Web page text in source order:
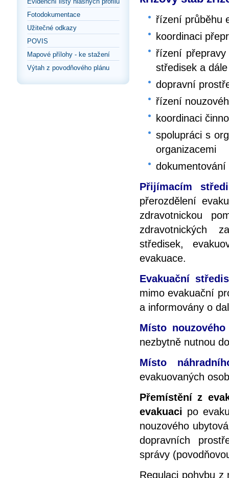
Fotodokumentace
Užitečné odkazy
POVIS
Mapové přílohy - ke stažení
Výtah z povodňového plánu
řízení průběhu
koordinaci
řízení
středisek a
dopravní
řízení
koordinaci
spolupráci s
organizacemi
dokumentování
Přijímacím
přerozdělení
zdravotnickou
zdravotnických
středisek,
evakuace.
Evakuační
mimo evakuační
a informovány o
Místo
nezbytně nutnou
Místo
evakuovaných
Přemístění z
evakuaci po
nouzového
dopravních
správy
Regulaci pohybu